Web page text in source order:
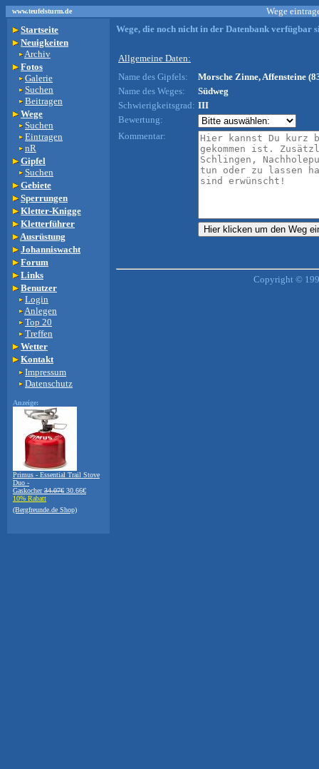
www.teufelsturm.de
Wege
Startseite
Neuigkeiten
Archiv
Fotos
Galerie
Suchen
Beitragen
Wege
Suchen
Eintragen
nR
Gipfel
Suchen
Gebiete
Sperrungen
Kletter-Knigge
Kletterführer
Ausrüstung
Johanniswacht
Forum
Links
Benutzer
Login
Anlegen
Top 20
Treffen
Wetter
Kontakt
Impressum
Datenschutz
Anzeige:
Primus - Essential Trail Stove
Duo -
Gaskocher34.07€ 30.66€
10% Rabatt
(Bergfreunde.de Shop)
Wege, die noch nicht in der Datenbank verfügbar
Allgemeine Daten:
Name des Gipfels:
Morsche Zinne, Affensteine
Name des Weges:
Südweg
Schwierigkeitsgrad: III
Bewertung:
Kommentar:
Copyright ©